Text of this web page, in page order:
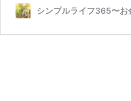
シンプルライフ365〜お